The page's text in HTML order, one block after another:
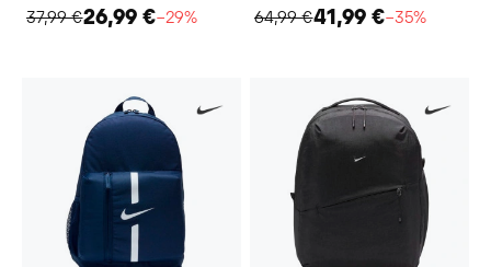
37,99 €26,99 €−29%
64,99 €41,99 €−35%